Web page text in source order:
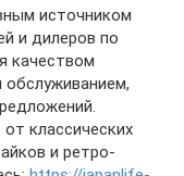
источником
и дилеров по
качеством
классических
и ретро-